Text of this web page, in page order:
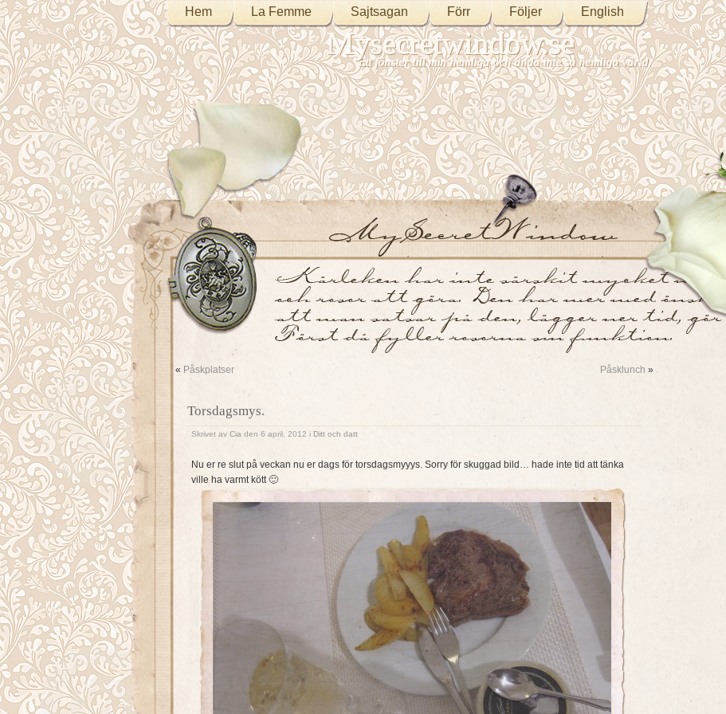
Hem La Femme Sajtsagan Förr Följer English
Mysecretwindow.se
Ett fönster till min hemliga och ändå inte så hemliga värld.
« Påskplatser Påsklunch »
Torsdagsmys.
Skrivet av Cia den 6 april, 2012 i Ditt och datt
Nu er re slut på veckan nu er dags för torsdagsmyyys. Sorry för skuggad bild… hade inte tid att tänka
ville ha varmt kött 🙂